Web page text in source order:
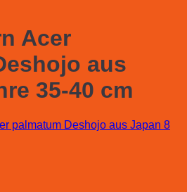
Acer
aus
35-40 cm
palmatum Deshojo aus Japan 8